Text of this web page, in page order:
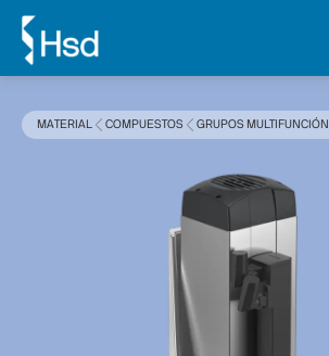
MATERIAL COMPUESTOS GRUPOS MULTIFUNCIÓN